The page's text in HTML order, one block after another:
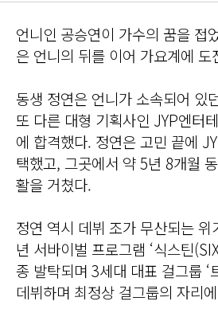
언니인 공승연이 가수의 꿈을 접
은 언니의 뒤를 이어 가요계에 도
동생 정연은 언니가 소속되어 있
또 다른 대형 기획사인 JYP엔터
에 합격했다. 정연은 고민 끝에
택했고, 그곳에서 약 5년 8개월
활을 거쳤다.
정연 역시 데뷔 조가 무산되는
년 서바이벌 프로그램 ‘식스틴
종 발탁되며 3세대 대표 걸그룹 ‘
데뷔하며 최정상 걸그룹의 자리